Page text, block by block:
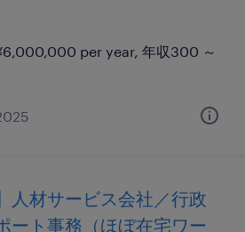
per year, 年収300 ～
人材サービス会社／行政
ート事務（ほぼ在宅ワー